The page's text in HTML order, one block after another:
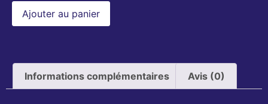
Ajouter au panier
Informations complémentaires Avis (0)